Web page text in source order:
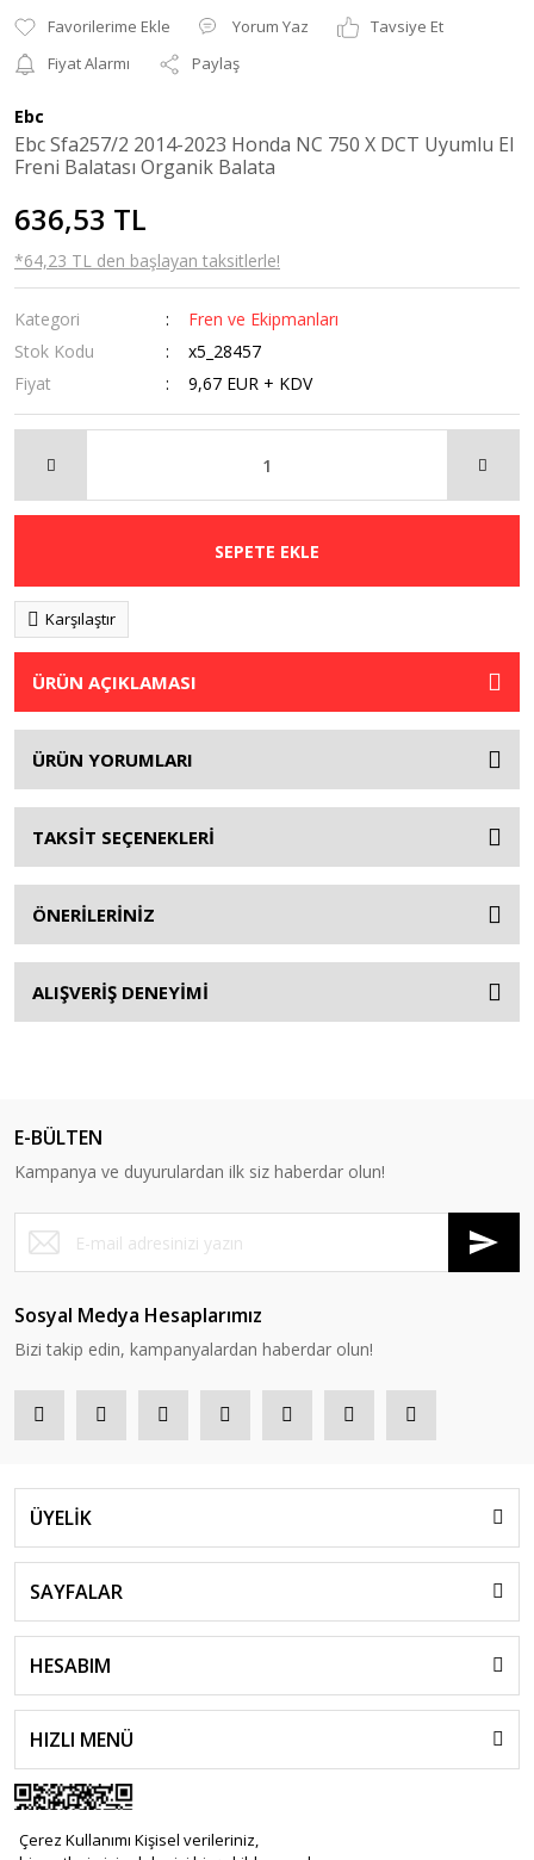
Çerez Kullanımı Kişisel verileriniz,
Yorum Yaz
Tavsiye Et
Fiyat Alarmı
Paylaş
Ebc
Ebc Sfa257/2 2014-2023 Honda NC 750 X DCT Uyumlu El
Freni Balatası Organik Balata
636,53 TL
*64,23 TL den başlayan taksitlerle!
Kategori
Fren ve Ekipmanları
Stok Kodu
x5_28457
Fiyat
9,67 EUR + KDV
SEPETE EKLE
Karşılaştır
ÜRÜN AÇIKLAMASI
ÜRÜN YORUMLARI
TAKSİT SEÇENEKLERİ
ÖNERİLERİNİZ
ALIŞVERİŞ DENEYİMİ
E-BÜLTEN
Kampanya ve duyurulardan ilk siz haberdar olun!
Sosyal Medya Hesaplarımız
Bizi takip edin, kampanyalardan haberdar olun!
ÜYELİK
SAYFALAR
HESABIM
HIZLI MENÜ